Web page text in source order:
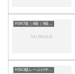
HSK7級｜8級｜9級レベルの中国語
HSK3級レベルの中国語